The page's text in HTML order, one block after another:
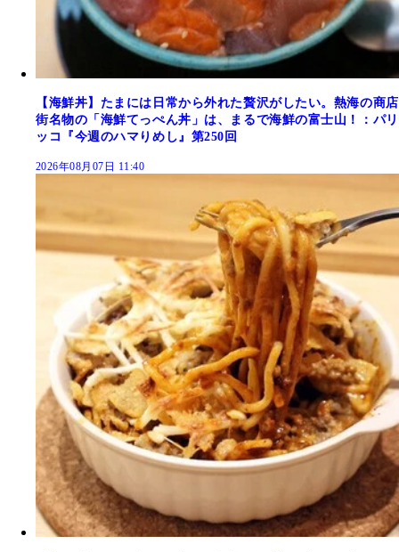
【海鮮丼】たまには日常から外れた贅沢がしたい。熱海の商店
街名物の「海鮮てっぺん丼」は、まるで海鮮の富士山！：パリ
ッコ『今週のハマりめし』第250回
2026年08月07日 11:40